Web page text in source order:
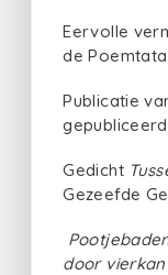
Eervolle
de
Publicatie
Gedicht
Gezeefde
door